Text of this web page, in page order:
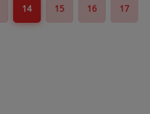
14 15 16 17